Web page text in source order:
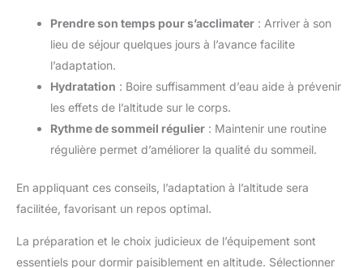
Prendre son temps pour s’acclimater : Arriver à son
lieu de séjour quelques jours à l’avance facilite
l’adaptation.
Hydratation : Boire suffisamment d’eau aide à prévenir
les effets de l’altitude sur le corps.
Rythme de sommeil régulier : Maintenir une routine
régulière permet d’améliorer la qualité du sommeil.
En appliquant ces conseils, l’adaptation à l’altitude sera
facilitée, favorisant un repos optimal.
La préparation et le choix judicieux de l’équipement sont
essentiels pour dormir paisiblement en altitude. Sélectionner